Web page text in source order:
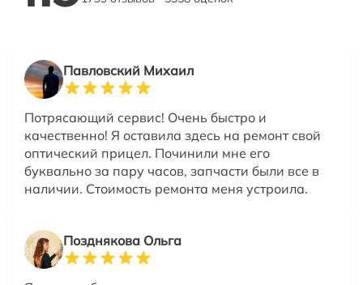
Павловский Михаил
Потрясающий сервис! Очень быстро и
качественно! Я оставила здесь на ремонт свой
оптический прицел. Починили мне его
буквально за пару часов, запчасти были все в
наличии. Стоимость ремонта меня устроила.
Позднякова Ольга